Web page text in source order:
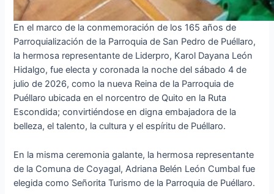
En el marco de la conmemoración de los 165 años de
Parroquialización de la Parroquia de San Pedro de Puéllaro,
la hermosa representante de Liderpro, Karol Dayana León
Hidalgo, fue electa y coronada la noche del sábado 4 de
julio de 2026, como la nueva Reina de la Parroquia de
Puéllaro ubicada en el norcentro de Quito en la Ruta
Escondida; convirtiéndose en digna embajadora de la
belleza, el talento, la cultura y el espíritu de Puéllaro.
En la misma ceremonia galante, la hermosa representante
de la Comuna de Coyagal, Adriana Belén León Cumbal fue
elegida como Señorita Turismo de la Parroquia de Puéllaro.